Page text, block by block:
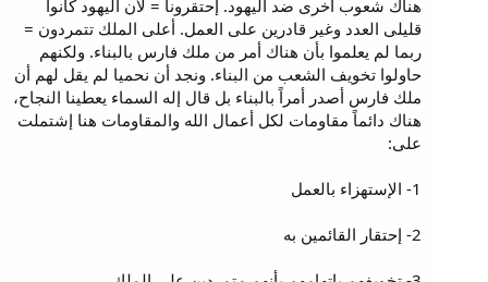
هناك شعوب أخرى ضد اليهود. إحتقرونا = لأن اليهود كانوا
قليلى العدد وغير قادرين على العمل. أعلى الملك تتمردون =
ربما لم يعلموا بأن هناك أمر من ملك فارس بالبناء. ولكنهم
حاولوا تخويف الشعب من البناء. ونجد أن نحميا لم يقل لهم أن
ملك فارس أصدر أمراً بالبناء بل قال إله السماء يعطينا النجاح،
هناك دائماً مقاومات لكل أعمال الله والمقاومات هنا إشتملت
على:
1- الإستهزاء بالعمل
2- إحتقار القائمين به